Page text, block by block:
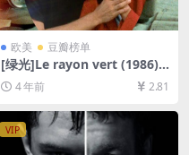
欧美 豆瓣榜单
[绿光]Le rayon vert (1986)
[百度网盘+迅雷云盘资源1080
P超清未删减][MP4/5GB][中
4 年前 2.81
VIP